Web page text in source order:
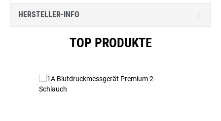
HERSTELLER-INFO
TOP PRODUKTE